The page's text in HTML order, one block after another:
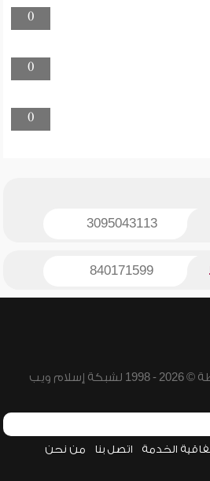
0
0
0
3095043113
840171599
ويب
الخدمة اتصل بنا من نحن